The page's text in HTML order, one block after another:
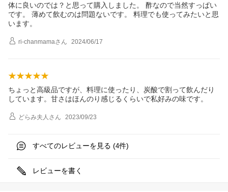
体に良いのでは？と思って購入しました。 酢なので当然すっぱい
です。 薄めて飲むのは問題ないです。 料理でも使ってみたいと思
います。
ri-chanmamaさん 2024/06/17
ちょっと高級品ですが、料理に使ったり、炭酸で割って飲んだり
しています。甘さはほんのり感じるくらいで私好みの味です。
どらみ夫人 さん 2023/09/23
すべてのレビューを見る (4件)
レビューを書く